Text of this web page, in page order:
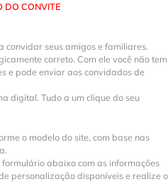
DO CONVITE
convidar seus amigos e familiares.
correto. Com ele você não tem
e pode enviar aos convidados de
digital. Tudo a um clique do seu
o modelo do site, com base nas
abaixo com as informações
personalização disponíveis e realize o